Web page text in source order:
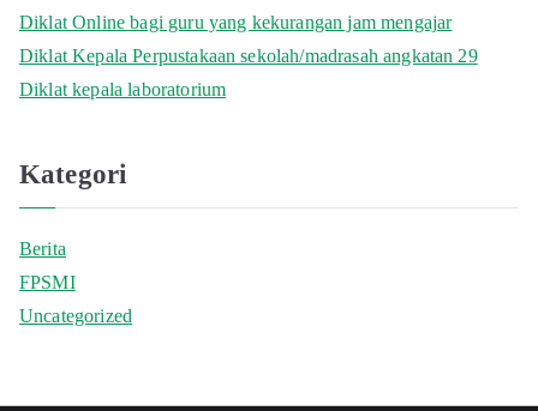
Diklat Online bagi guru yang kekurangan jam mengajar
Diklat Kepala Perpustakaan sekolah/madrasah angkatan 29
Diklat kepala laboratorium
Kategori
Berita
FPSMI
Uncategorized